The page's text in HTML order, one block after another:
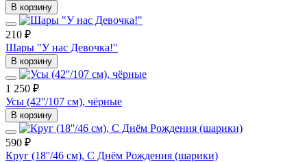
В корзину
210 ₽
Шары "У нас Девочка!"
В корзину
1 250 ₽
Усы (42''/107 см), чёрные
В корзину
590 ₽
Круг (18''/46 см), С Днём Рождения (шарики)